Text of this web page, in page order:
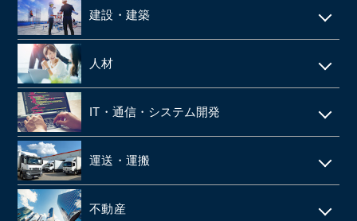
建設・建築
電気工事・管工事
建設・土木
空調設備工事
仮設足場工事・足場施工
施工管理
人材
人材派遣
SES
シェアードサービス
技術者派遣
IT・通信・システム開発
IT
システム開発
運送・運搬
運送・物流
不動産